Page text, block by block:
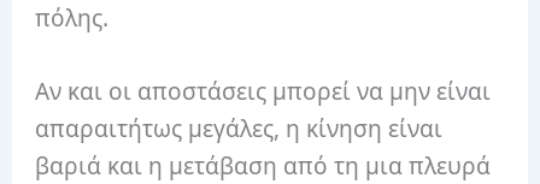
πόλης.
Αν και οι αποστάσεις μπορεί να μην είναι
απαραιτήτως μεγάλες, η κίνηση είναι
βαριά και η μετάβαση από τη μια πλευρά